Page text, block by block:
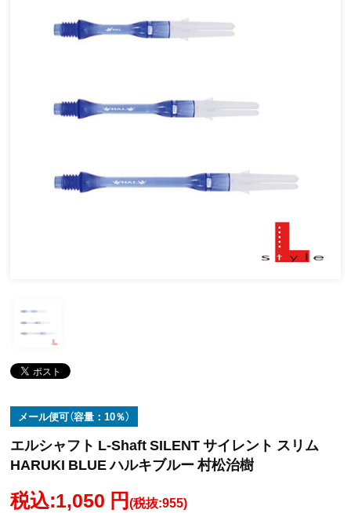
メール便可（容量：10％）
エルシャフト L-Shaft SILENT サイレント スリム
HARUKI BLUE ハルキブルー 村松治樹
税込:1,050 円(税抜:955)